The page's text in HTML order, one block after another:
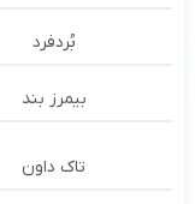
بُردفرد
بیمرز بند
تاک داون